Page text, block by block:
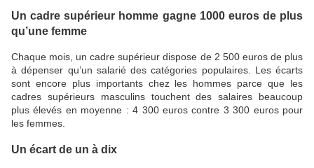
Un cadre supérieur homme gagne 1000 euros de plus
qu’une femme
Chaque mois, un cadre supérieur dispose de 2 500 euros de plus
à dépenser qu’un salarié des catégories populaires. Les écarts
sont encore plus importants chez les hommes parce que les
cadres supérieurs masculins touchent des salaires beaucoup
plus élevés en moyenne : 4 300 euros contre 3 300 euros pour
les femmes.
Un écart de un à dix